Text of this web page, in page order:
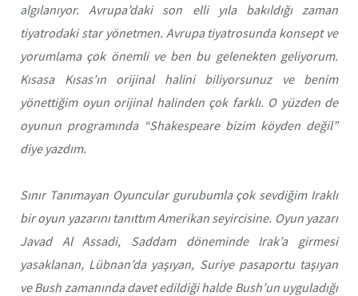
algılanıyor. Avrupa’daki son elli yıla bakıldığı zaman
tiyatrodaki star yönetmen. Avrupa tiyatrosunda konsept ve
yorumlama çok önemli ve ben bu gelenekten geliyorum.
Kısasa Kısas’ınorijinal halini biliyorsunuz ve benim
yönettiğim oyun orijinal halinden çok farklı. O yüzden de
oyunun programında “Shakespeare bizim köyden değil”
diye yazdım.
Sınır Tanımayan Oyunculargurubumla çok sevdiğim Iraklı
bir oyun yazarını tanıttım Amerikan seyircisine. Oyun yazarı
Javad Al Assadi, Saddam döneminde Irak’a girmesi
yasaklanan, Lübnan’da yaşıyan, Suriye pasaportu taşıyan
ve Bush zamanında davet edildiği halde Bush’un uyguladığı